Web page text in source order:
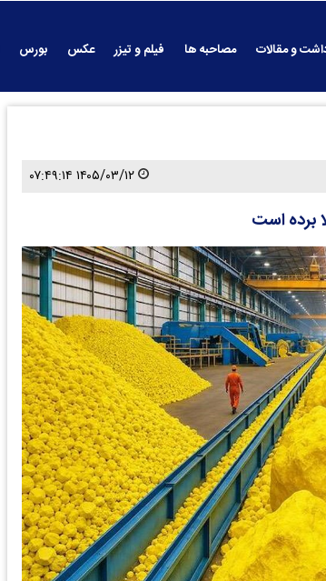
و مقالات مصاحبه ها فیلم و تیزر عکس بورس
۱۴۰۵/۰۳/۱۲ ۰۷:۴۹:۱۴
برده است